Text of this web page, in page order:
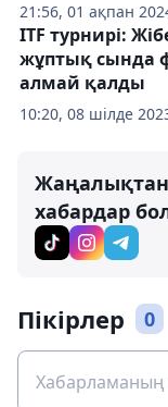
21:56, 01 ақпан
10:20, 08 шілде
ITF турнирі:
жұптық сында
алмай қалды
хабардар
Пікірлер 0